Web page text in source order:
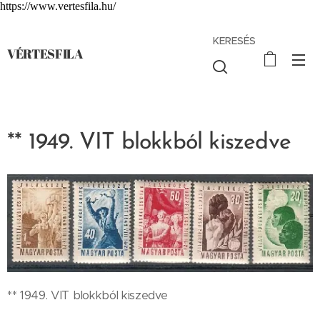
https://www.vertesfila.hu/
VÉRTESFILA
KERESÉS
** 1949. VIT blokkból kiszedve
** 1949. VIT blokkból kiszedve